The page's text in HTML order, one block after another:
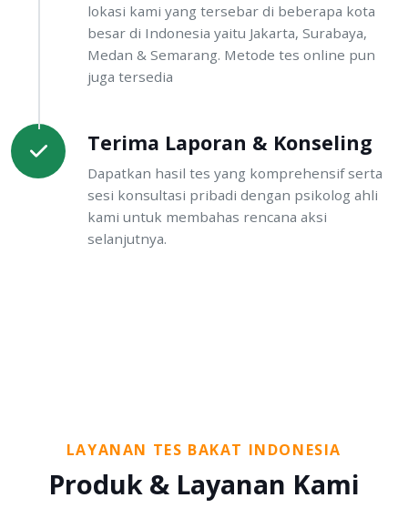
lokasi kami yang tersebar di beberapa kota
besar di Indonesia yaitu Jakarta, Surabaya,
Medan & Semarang. Metode tes online pun
juga tersedia
Terima Laporan & Konseling
Dapatkan hasil tes yang komprehensif serta
sesi konsultasi pribadi dengan psikolog ahli
kami untuk membahas rencana aksi
selanjutnya.
LAYANAN TES BAKAT INDONESIA
Produk & Layanan Kami